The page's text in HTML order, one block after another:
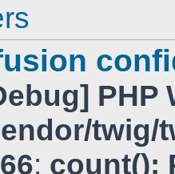
PHP
: count():